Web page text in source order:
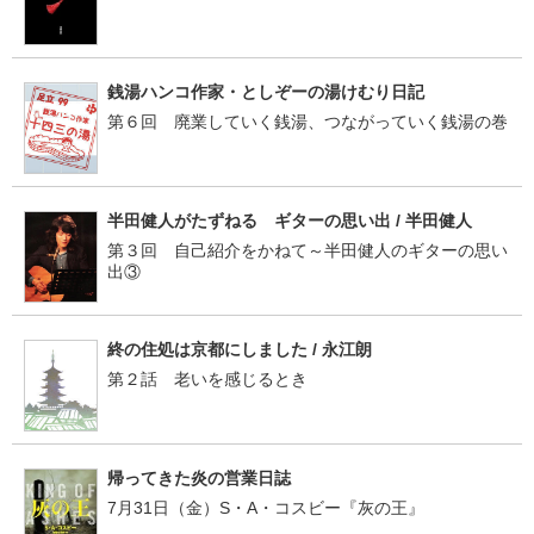
銭湯ハンコ作家・としぞーの湯けむり日記
第６回 廃業していく銭湯、つながっていく銭湯の巻
半田健人がたずねる ギターの思い出 / 半田健人
第３回 自己紹介をかねて～半田健人のギターの思い
出③
終の住処は京都にしました / 永江朗
第２話 老いを感じるとき
帰ってきた炎の営業日誌
7月31日（金）S・A・コスビー『灰の王』